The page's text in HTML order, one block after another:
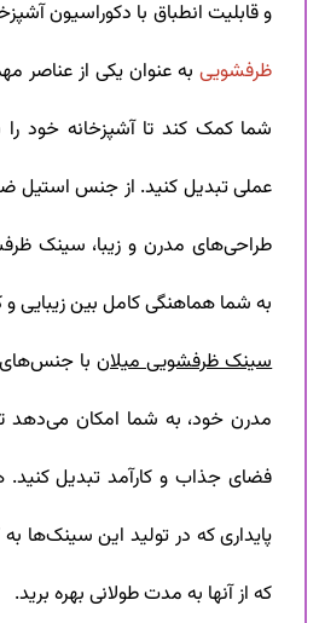
و قابلیت انطباق با دکوراسیون
ظرفشوییبه عنوان یکی از عناصر
شما کمک کند تا آشپزخانه خود
عملی تبدیل کنید. از جنس استیل ضد
طراحی‌های مدرن و زیبا، سینک
به شما هماهنگی کامل بین زیبایی و
سینک ظرفشویی میلانبا جنس‌های
مدرن خود، به شما امکان می‌دهد
فضای جذاب و کارآمد تبدیل کنید.
پایداری که در تولید این سینک‌ها
که از آنها به مدت طولانی بهره برید.